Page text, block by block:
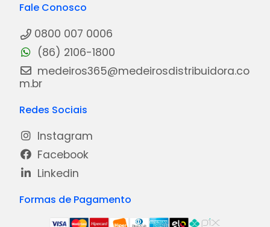
Fale Conosco
0800 007 0006
(86) 2106-1800
medeiros365@medeirosdistribuidora.co
m.br
Redes Sociais
Instagram
Facebook
Linkedin
Formas de Pagamento